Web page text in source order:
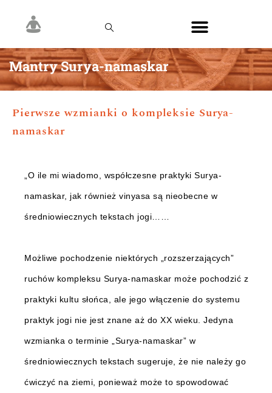
Mantry Surya-namaskar
Pierwsze wzmianki o kompleksie Surya-
namaskar
„O ile mi wiadomo, współczesne praktyki Surya-
namaskar, jak również vinyasa są nieobecne w
średniowiecznych tekstach jogi……
Możliwe pochodzenie niektórych „rozszerzających”
ruchów kompleksu Surya-namaskar może pochodzić z
praktyki kultu słońca, ale jego włączenie do systemu
praktyk jogi nie jest znane aż do XX wieku. Jedyna
wzmianka o terminie „Surya-namaskar” w
średniowiecznych tekstach sugeruje, że nie należy go
ćwiczyć na ziemi, ponieważ może to spowodować